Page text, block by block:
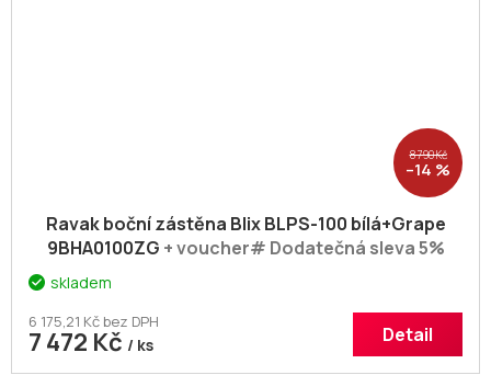
8 790 Kč
–14 %
Ravak boční zástěna Blix BLPS-100 bílá+Grape
9BHA0100ZG + voucher# Dodatečná sleva 5%
skladem
6 175,21 Kč bez DPH
7 472 Kč / ks Detail